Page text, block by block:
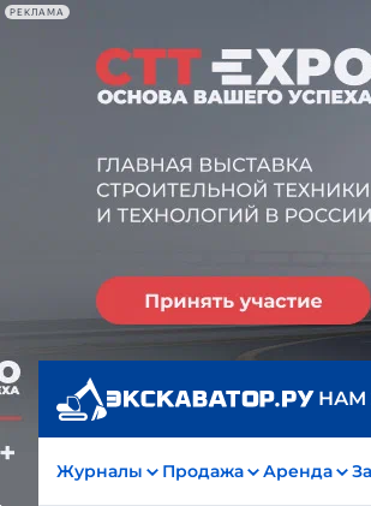
РЕКЛАМА
НАМ
Журналы Продажа Аренда